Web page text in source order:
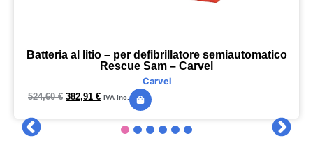
Batteria al litio – per defibrillatore semiautomatico
Rescue Sam – Carvel
Carvel
524,60€ 382,91 € IVA inc.